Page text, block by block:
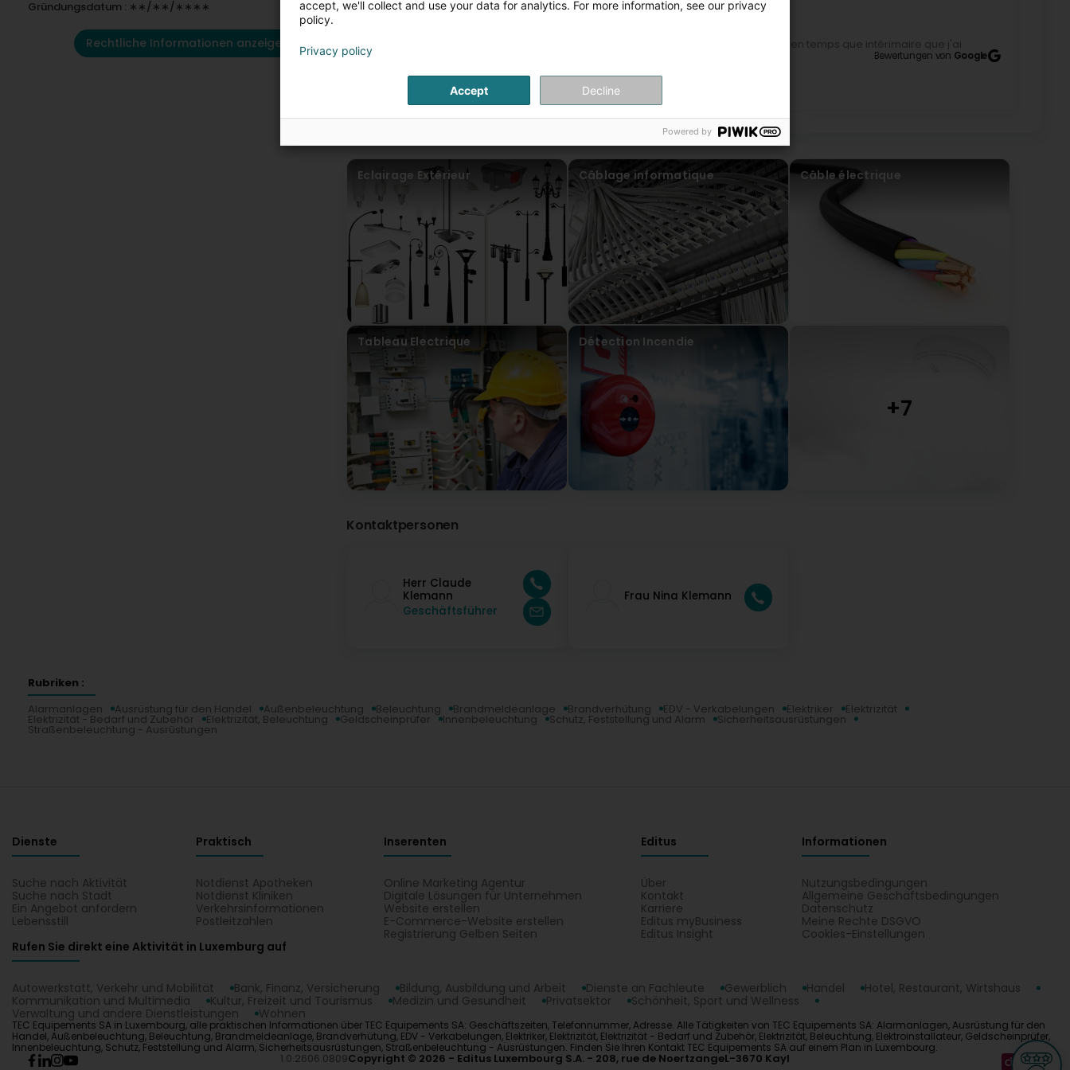
Gründungsdatum : ∗∗/∗∗/∗∗∗∗
Rechtliche Informationen anzeigen
vor 3 Jahr(en)
Vraiment une boîte a fuir, j'attends toujours d'être payée pour le travaille en temps que intérimaire que j'ai
fournis pour votre boîte de mer*e !!!! (Translated by Google) Really a company to escape, I'm still waiting to
rafael
Service déplorable ! Personnel n'a aucune manière. (Translated by Google) Terrible service! Staff has no
manners.
Bewertungen von Google
Eclairage Extérieur Câblage informatique Câble électrique
Tableau Electrique Détection Incendie
Kontaktpersonen
Herr Claude
Klemann
Geschäftsführer
Frau Nina Klemann
Rubriken :
Alarmanlagen
Ausrüstung für den Handel Außenbeleuchtung Beleuchtung Brandmeldeanlage Brandverhütung EDV - Verkabelungen Elektriker Elektrizität
Elektrizität - Bedarf und Zubehör Elektrizität, Beleuchtung Geldscheinprüfer Innenbeleuchtung Schutz, Feststellung und Alarm Sicherheitsausrüstungen
Straßenbeleuchtung - Ausrüstungen
Dienste
Suche nach Aktivität
Suche nach Stadt
Ein Angebot anfordern
Lebensstill
Praktisch
Notdienst Apotheken
Notdienst Kliniken
Verkehrsinformationen
Postleitzahlen
Inserenten
Online Marketing Agentur
Digitale Lösungen für Unternehmen
Website erstellen
E-Commerce-Website erstellen
Registrierung Gelben Seiten
Editus
Über
Kontakt
Karriere
Editus myBusiness
Editus Insight
Informationen
Nutzungsbedingungen
Allgemeine Geschäftsbedingungen
Datenschutz
Meine Rechte DSGVO
Cookies-Einstellungen
Rufen Sie direkt eine Aktivität in Luxemburg auf
Autowerkstatt, Verkehr und Mobilität Bank, Finanz, Versicherung Bildung, Ausbildung und Arbeit Dienste an Fachleute Gewerblich Handel
Hotel, Restaurant, Wirtshaus
Kommunikation und Multimedia
Kultur, Freizeit und Tourismus Medizin und Gesundheit Privatsektor
Schönheit, Sport und Wellness
Verwaltung und andere Dienstleistungen
Wohnen
TEC Equipements SA in Luxembourg, alle praktischen Informationen über TEC Equipements SA: Geschäftszeiten, Telefonnummer, Adresse. Alle Tätigkeiten von TEC Equipements SA: Alarmanlagen, Ausrüstung für den
Handel, Außenbeleuchtung, Beleuchtung, Brandmeldeanlage, Brandverhütung, EDV - Verkabelungen, Elektriker, Elektrizität, Elektrizität - Bedarf und Zubehör, Elektrizität, Beleuchtung, Elektroinstallateur, Geldscheinprüfer,
Innenbeleuchtung, Schutz, Feststellung und Alarm, Sicherheitsausrüstungen, Straßenbeleuchtung - Ausrüstungen. Finden Sie Ihren Kontakt TEC Equipements SA auf einem Plan in Luxembourg.
1.0.2606.0809Copyright © 2026 Editus Luxembourg S.A. 208, rue de NoertzangeL-3670 Kayl
accept, we'll collect and use your data for analytics. For more information, see our privacy
policy.
Privacy policy
Accept Decline
Powered by